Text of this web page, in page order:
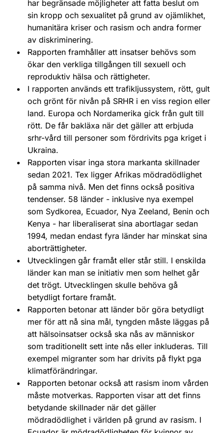
har begränsade möjligheter att fatta beslut om
sin kropp och sexualitet på grund av ojämlikhet,
humanitära kriser och rasism och andra former
av diskriminering.
Rapporten framhåller att insatser behövs som
ökar den verkliga tillgången till sexuell och
reproduktiv hälsa och rättigheter.
I rapporten används ett trafikljussystem, rött, gult
och grönt för nivån på SRHR i en viss region eller
land. Europa och Nordamerika gick från gult till
rött. De får bakläxa när det gäller att erbjuda
srhr-vård till personer som fördrivits pga kriget i
Ukraina.
Rapporten visar inga stora markanta skillnader
sedan 2021. Tex ligger Afrikas mödradödlighet
på samma nivå. Men det finns också positiva
tendenser. 58 länder - inklusive nya exempel
som Sydkorea, Ecuador, Nya Zeeland, Benin och
Kenya - har liberaliserat sina abortlagar sedan
1994, medan endast fyra länder har minskat sina
aborträttigheter.
Utvecklingen går framåt eller står still. I enskilda
länder kan man se initiativ men som helhet går
det trögt. Utvecklingen skulle behöva gå
betydligt fortare framåt.
Rapporten betonar att länder bör göra betydligt
mer för att nå sina mål, tyngden måste läggas på
att hälsoinsatser också ska nås av människor
som traditionellt sett inte nås eller inkluderas. Till
exempel migranter som har drivits på flykt pga
klimatförändringar.
Rapporten betonar också att rasism inom vården
måste motverkas. Rapporten visar att det finns
betydande skillnader när det gäller
mödradödlighet i världen på grund av rasism. I